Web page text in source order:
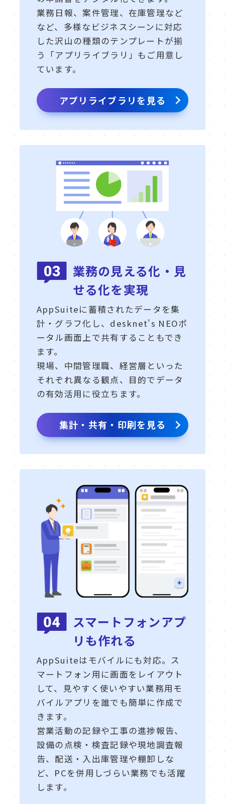
業務日報、案件管理、在庫管理など
など、多様なビジネスシーンに対応
した沢山の種類のテンプレートが揃
う「アプリライブラリ」もご用意し
ています。
アプリライブラリを見る
業務の見える化・見
せる化を実現
AppSuiteに蓄積されたデータを集
計・グラフ化し、desknet's NEOポ
ータル画面上で共有することもでき
ます。
現場、中間管理職、経営層といった
それぞれ異なる観点、目的でデータ
の有効活用に役立ちます。
集計・共有・印刷を見る
スマートフォンアプ
リも作れる
AppSuiteはモバイルにも対応。ス
マートフォン用に画面をレイアウト
して、見やすく使いやすい業務用モ
バイルアプリを誰でも簡単に作成で
きます。
営業活動の記録や工事の進捗報告、
設備の点検・検査記録や現地調査報
告、配送・入出庫管理や棚卸しな
ど、PCを併用しづらい業務でも活躍
します。